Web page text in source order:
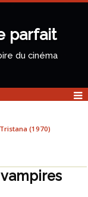
parfait
du cinéma
Tristana (1970)